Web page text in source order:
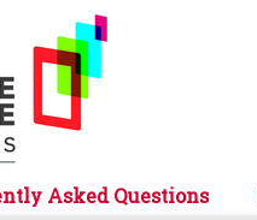
Asked Questions